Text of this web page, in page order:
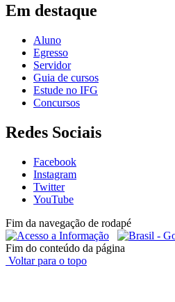
Em destaque
Aluno
Egresso
Servidor
Guia de cursos
Estude no IFG
Concursos
Redes Sociais
Facebook
Instagram
Twitter
YouTube
Fim da navegação de rodapé
Fim do conteúdo da página
Voltar para o topo